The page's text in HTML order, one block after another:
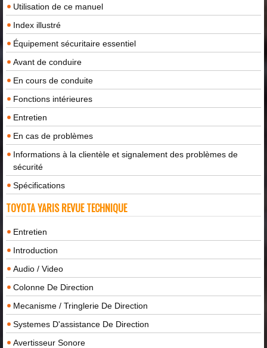
Utilisation de ce manuel
Index illustré
Équipement sécuritaire essentiel
Avant de conduire
En cours de conduite
Fonctions intérieures
Entretien
En cas de problèmes
Informations à la clientèle et signalement des problèmes de
sécurité
Spécifications
TOYOTA YARIS REVUE TECHNIQUE
Entretien
Introduction
Audio / Video
Colonne De Direction
Mecanisme / Tringlerie De Direction
Systemes D'assistance De Direction
Avertisseur Sonore